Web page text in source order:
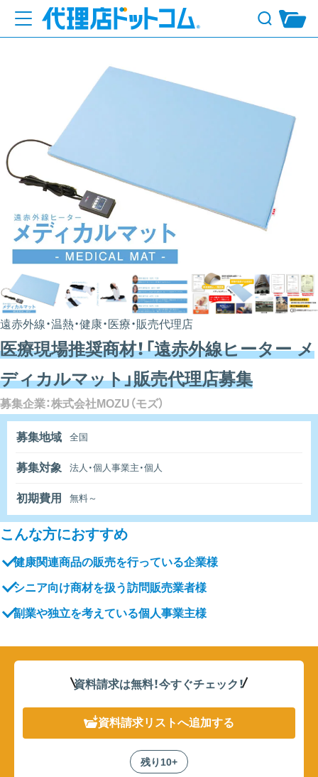
遠赤外線・温熱・健康・医療・販売代理店
医療現場推奨商材！「遠赤外線ヒーター メ
ディカルマット」販売代理店募集
募集企業：株式会社MOZU（モズ）
募集地域 全国
募集対象 法人・個人事業主・個人
初期費用 無料～
こんな方におすすめ
健康関連商品の販売を行っている企業様
シニア向け商材を扱う訪問販売業者様
副業や独立を考えている個人事業主様
資料請求は無料！今すぐチェック！
資料請求リストへ追加する
残り10+